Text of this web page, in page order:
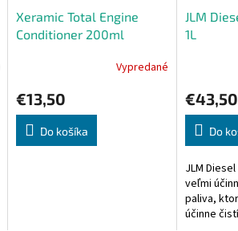
Xeramic Total Engine
Conditioner 200ml
produktu
je
5,0
z
Vypredané
€13,50
Do košíka
JLM
1L
produktu
je
5,0
z
5
€43,50
Do
JLM
veľmi
paliva,
účinne